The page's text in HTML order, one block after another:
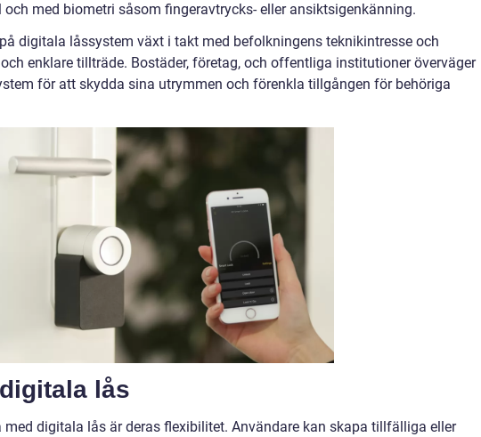
och med biometri såsom fingeravtrycks- eller ansiktsigenkänning.
digitala låssystem växt i takt med befolkningens teknikintresse och
enklare tillträde. Bostäder, företag, och offentliga institutioner överväger
för att skydda sina utrymmen och förenkla tillgången för behöriga
lås
med digitala lås är deras flexibilitet. Användare kan skapa tillfälliga eller